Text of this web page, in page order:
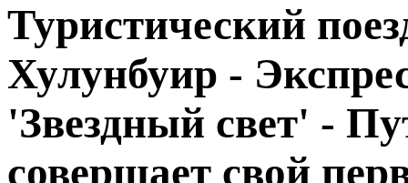
Туристический
Хулунбуир -
'Звездный свет' -
совершает свой